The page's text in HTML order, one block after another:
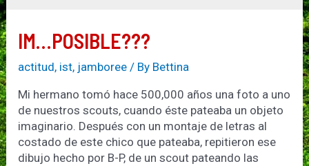
IM…POSIBLE???
actitud, ist, jamboree / By Bettina
Mi hermano tomó hace 500,000 años una foto a uno
de nuestros scouts, cuando éste pateaba un objeto
imaginario. Después con un montaje de letras al
costado de este chico que pateaba, repitieron ese
dibujo hecho por B-P, de un scout pateando las